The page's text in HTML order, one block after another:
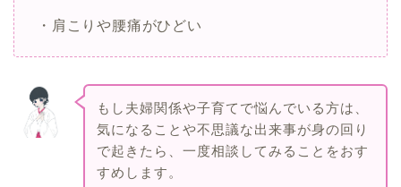
・肩こりや腰痛がひどい
もし夫婦関係や子育てで悩んでいる方は、
気になることや不思議な出来事が身の回り
で起きたら、一度相談してみることをおす
すめします。